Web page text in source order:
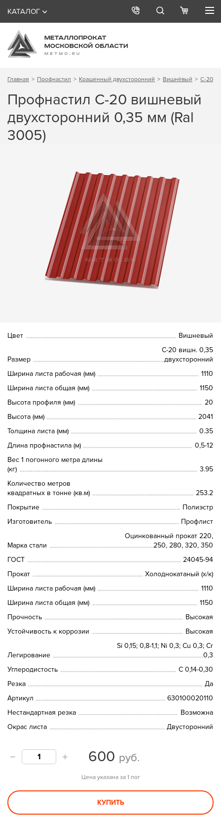
КАТАЛОГ
Главная Профнастил Крашенный двухсторонний Вишнёвый С-20
Профнастил С-20 вишневый
двухсторонний 0,35 мм (Ral
3005)
Цвет Вишневый
Размер
С-20 вишн. 0,35
двухсторонний
Ширина листа рабочая (мм)
1110
Ширина листа общая (мм)
1150
Высота профиля (мм)
20
Высота (мм)
2041
Толщина листа (мм)
0.35
Длина профнастила (м)
0,5-12
Вес 1 погонного метра длины
(кг)
3.95
Количество метров
квадратных в тонне (кв.м)
253.2
Покрытие
Полиэстр
Изготовитель
Профлист
Марка стали
Оцинкованный прокат 220,
250, 280, 320, 350
ГОСТ
24045-94
Прокат
Холоднокатаный (х/к)
Ширина листа рабочая (мм)
1110
Ширина листа общая (мм)
1150
Прочность
Высокая
Устойчивость к коррозии
Высокая
Легирование
Si 0,15; 0,8-1,1; Ni 0,3; Сu 0,3; Cr
0,3
Углеродистость
C 0,14-0,30
Резка
Да
Артикул
630100020110
Нестандартная резка
Возможна
Окрас листа
Двусторонний
600 руб.
Цена указана за 1 пог
КУПИТЬ